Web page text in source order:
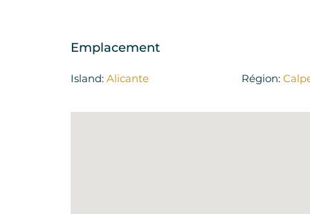
Emplacement
Island: Alicante Région: